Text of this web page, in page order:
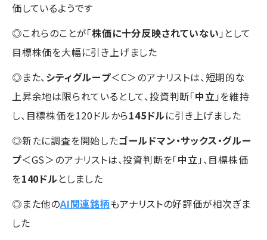
価しているようです
◎これらのことが「株価に十分反映されていない 」として
目標株価を大幅に引き上げました
◎また、シティグループ＜C＞のアナリストは、短期的な
上昇余地は限られているとして、投資判断「中立 」を維持
し、目標株価を120ドルから145ドルに引き上げました
◎新たに調査を開始したゴールドマン・サックス・グルー
プ＜GS＞のアナリストは、投資判断を「中立 」、目標株価
を140ドル としました
◎また他のAI関連銘柄もアナリストの好評価が相次ぎま
した